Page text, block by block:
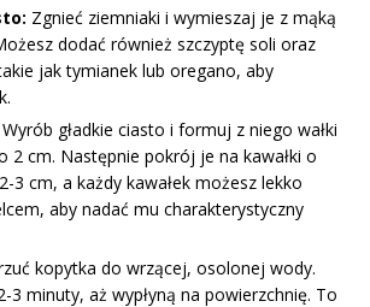
Zgnieć ziemniaki i wymieszaj je z mąką
dodać również szczyptę soli oraz
jak tymianek lub oregano, aby
Wyrób gładkie ciasto i formuj z niego wałki
2 cm. Następnie pokrój je na kawałki o
3 cm, a każdy kawałek możesz lekko
aby nadać mu charakterystyczny
kopytka do wrzącej, osolonej wody.
3 minuty, aż wypłyną na powierzchnię. To